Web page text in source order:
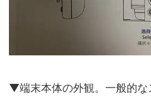
▼端末本体の外観。一般的な